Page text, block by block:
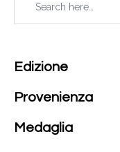
Edizione
Provenienza
Medaglia